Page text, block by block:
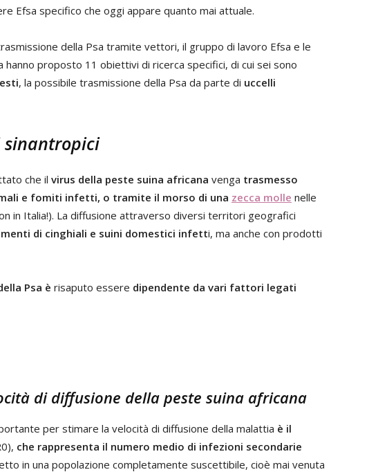
Efsa specifico che oggi appare quanto mai attuale.
della Psa tramite vettori, il gruppo di lavoro Efsa e le
hanno proposto 11 obiettivi di ricerca specifici, di cui sei sono
, la possibile trasmissione della Psa da parte di uccelli
sinantropici
che il virus della peste suina africana venga trasmesso
e fomiti infetti, o tramite il morso di una zecca molle nelle
in Italia!). La diffusione attraverso diversi territori geografici
di cinghiali e suini domestici infetti, ma anche con prodotti
Psa è risaputo essere dipendente da vari fattori legati
di diffusione della peste suina africana
per stimare la velocità di diffusione della malattia è il
che rappresenta il numero medio di infezioni secondarie
in una popolazione completamente suscettibile, cioè mai venuta